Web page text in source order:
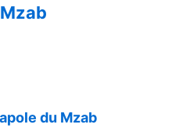
du Mzab